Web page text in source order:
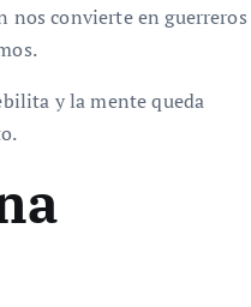
nos convierte en guerreros
y la mente queda